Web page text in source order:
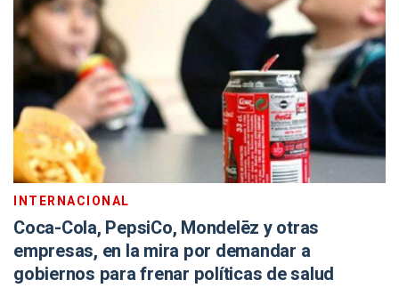
INTERNACIONAL
Coca-Cola, PepsiCo, Mondelēz y otras
empresas, en la mira por demandar a
gobiernos para frenar políticas de salud